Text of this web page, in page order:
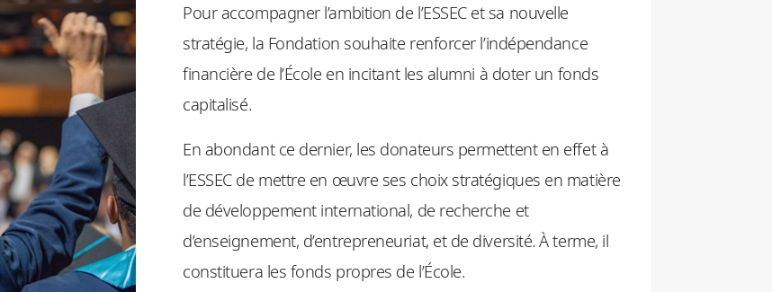
Pour accompagner l’ambition de l’ESSEC et sa nouvelle
stratégie, la Fondation souhaite renforcer l’indépendance
financière de l’École en incitant les alumni à doter un fonds
capitalisé.
En abondant ce dernier, les donateurs permettent en effet à
l’ESSEC de mettre en œuvre ses choix stratégiques en matière
de développement international, de recherche et
d’enseignement, d’entrepreneuriat, et de diversité. À terme, il
constituera les fonds propres de l’École.